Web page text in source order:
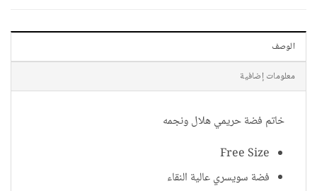
الوصف
معلومات إضافية
خاتم فضة حريمي هلال ونجمه
Free Size
فضة سويسري عالية النقاء